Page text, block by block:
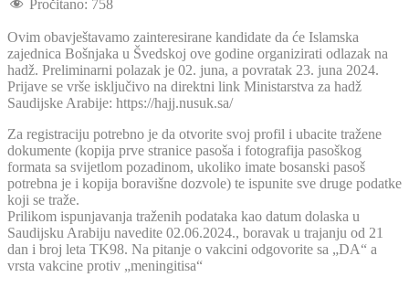
Pročitano: 758
Ovim obavještavamo zainteresirane kandidate da će Islamska
zajednica Bošnjaka u Švedskoj ove godine organizirati odlazak na
hadž. Preliminarni polazak je 02. juna, a povratak 23. juna 2024.
Prijave se vrše isključivo na direktni link Ministarstva za hadž
Saudijske Arabije: https://hajj.nusuk.sa/
Za registraciju potrebno je da otvorite svoj profil i ubacite tražene
dokumente (kopija prve stranice pasoša i fotografija pasoškog
formata sa svijetlom pozadinom, ukoliko imate bosanski pasoš
potrebna je i kopija boravišne dozvole) te ispunite sve druge podatke
koji se traže.
Prilikom ispunjavanja traženih podataka kao datum dolaska u
Saudijsku Arabiju navedite 02.06.2024., boravak u trajanju od 21
dan i broj leta TK98. Na pitanje o vakcini odgovorite sa „DA“ a
vrsta vakcine protiv „meningitisa“